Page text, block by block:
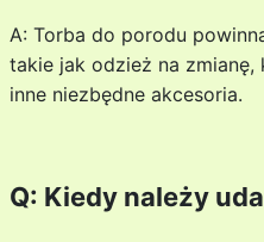
A: Torba do porodu
takie jak odzież na
inne niezbędne akcesoria.
Q: Kiedy należy